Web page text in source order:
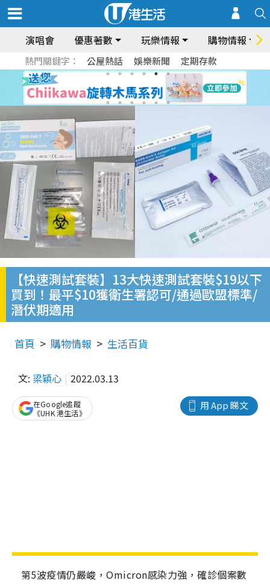
演唱會 優惠著數 玩樂情報 購物情報
熱門關鍵字： 公屋熱話 娛樂新聞 定期存款
【快速測試套裝】13大快速測試套裝$19以下
買到！最平$10獲衛生署認可/通過歐盟標準/
潛伏期適用
首頁 購物情報 生活百貨
文: 梁穎心 2022.03.13
用 App 睇文
在Google追蹤
《UHK 港生活》
第5波疫情仍嚴峻，Omicron感染力強，確診個案數